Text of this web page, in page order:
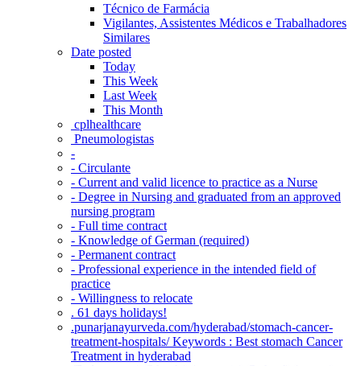
Técnico de Farmácia
Vigilantes, Assistentes Médicos e Trabalhadores
Similares
Date posted
Today
This Week
Last Week
This Month
‎ cplhealthcare‬
Pneumologistas
-
- Circulante
- Current and valid licence to practice as a Nurse
- Degree in Nursing and graduated from an approved
nursing program
- Full time contract
- Knowledge of German (required)
- Permanent contract
- Professional experience in the intended field of
practice
- Willingness to relocate
. 61 days holidays!
.punarjanayurveda.com/hyderabad/stomach-cancer-
treatment-hospitals/ Keywords : Best stomach Cancer
Treatment in hyderabad